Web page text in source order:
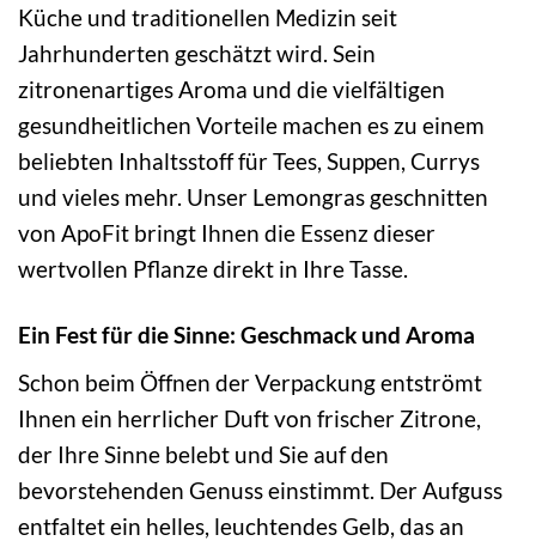
Küche und traditionellen Medizin seit
Jahrhunderten geschätzt wird. Sein
zitronenartiges Aroma und die vielfältigen
gesundheitlichen Vorteile machen es zu einem
beliebten Inhaltsstoff für Tees, Suppen, Currys
und vieles mehr. Unser Lemongras geschnitten
von ApoFit bringt Ihnen die Essenz dieser
wertvollen Pflanze direkt in Ihre Tasse.
Ein Fest für die Sinne: Geschmack und Aroma
Schon beim Öffnen der Verpackung entströmt
Ihnen ein herrlicher Duft von frischer Zitrone,
der Ihre Sinne belebt und Sie auf den
bevorstehenden Genuss einstimmt. Der Aufguss
entfaltet ein helles, leuchtendes Gelb, das an